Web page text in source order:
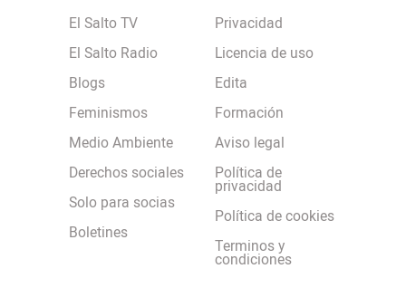
El Salto TV
El Salto Radio
Blogs
Feminismos
Medio Ambiente
Derechos sociales
Solo para socias
Boletines
Privacidad
Licencia de uso
Edita
Formación
Aviso legal
Política de
privacidad
Política de cookies
Terminos y
condiciones